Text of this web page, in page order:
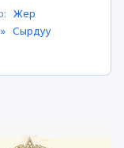
Жер
Сырдуу